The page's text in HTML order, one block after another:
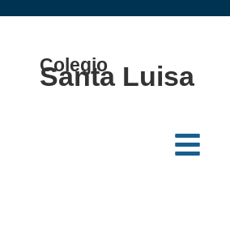
Colegio
Santa Luisa